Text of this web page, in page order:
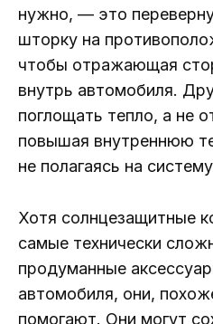
нужно, — это
шторку на
чтобы отражающая
внутрь автомобиля.
поглощать тепло, а не
повышая внутреннюю
не полагаясь на
Хотя солнцезащитные
самые технически
продуманные
автомобиля, они,
помогают. Они могут